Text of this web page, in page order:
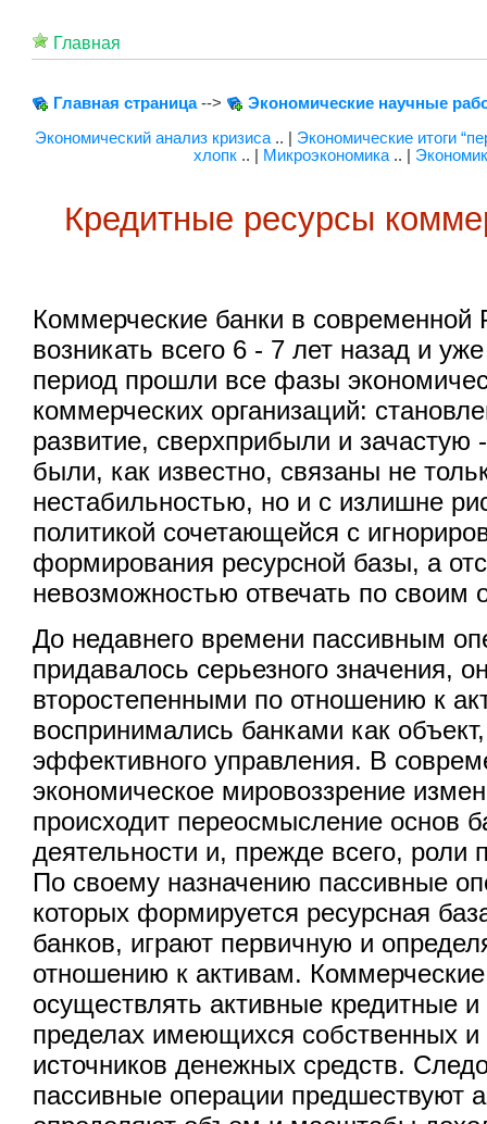
Главная
Главная страница-->
Экономические научные
Экономический анализ кризиса.. | Экономические итоги
хлопк.. | Микроэкономика.. |
Кредитные ресурсы
Коммерческие банки в современной
возникать всего 6 - 7 лет назад и
период прошли все фазы
коммерческих организаций:
развитие, сверхприбыли и зачастую
были, как известно, связаны не
нестабильностью, но и с излишне
политикой сочетающейся с
формирования ресурсной базы, а
невозможностью отвечать по своим
До недавнего времени пассивным
придавалось серьезного значения,
второстепенными по отношению к
воспринимались банками как
эффективного управления. В
экономическое мировоззрение
происходит переосмысление основ
деятельности и, прежде всего, роли
По своему назначению пассивные
которых формируется ресурсная
банков, играют первичную и
отношению к активам.
осуществлять активные кредитные
пределах имеющихся собственных и
источников денежных средств.
пассивные операции предшествуют